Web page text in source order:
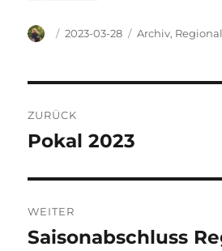
Autor
Veröffentlicht
2023-03-28 Kategorien
Archiv,
ZURÜCK
Vorheriger
Pokal 2023
WEITER
Nächster
Saisonabschluss